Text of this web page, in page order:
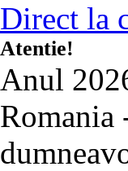
Direct la
Atentie!
Anul
Romania